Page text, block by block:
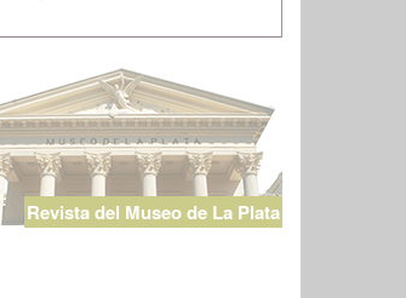
Revista del Museo de La Plata